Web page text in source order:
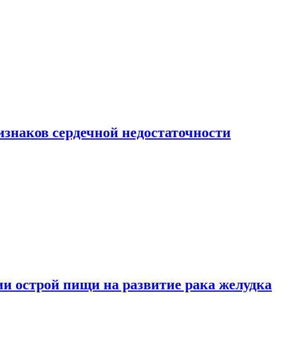
сердечной недостаточности
острой пищи на развитие рака желудка